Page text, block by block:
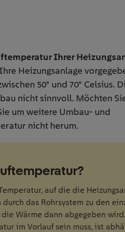
Ihrer
Heizungsanlage
50° und 70° Celsius.
nicht sinnvoll. Möchten
um weitere Umbau- und
nicht herum.
auf die die
das Rohrsystem zu den
Wärme dann abgegeben
im Vorlauf sein muss, ist